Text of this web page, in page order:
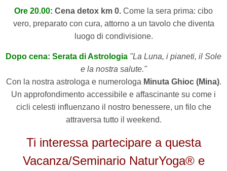
Ore 20.00: Cena detox km 0. Come la sera prima: cibo
vero, preparato con cura, attorno a un tavolo che diventa
luogo di condivisione.
Dopo cena: Serata di Astrologia "La Luna, i pianeti, il Sole
e la nostra salute."
Con la nostra astrologa e numerologa Minuta Ghioc (Mina).
Un approfondimento accessibile e affascinante su come i
cicli celesti influenzano il nostro benessere, un filo che
attraversa tutto il weekend.
Ti interessa partecipare a questa
Vacanza/Seminario NaturYoga® e